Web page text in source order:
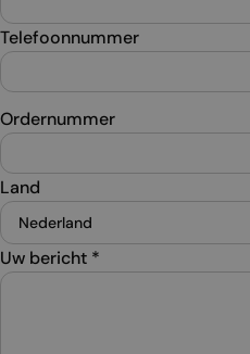
Telefoonnummer
Ordernummer
Land
Uw bericht *